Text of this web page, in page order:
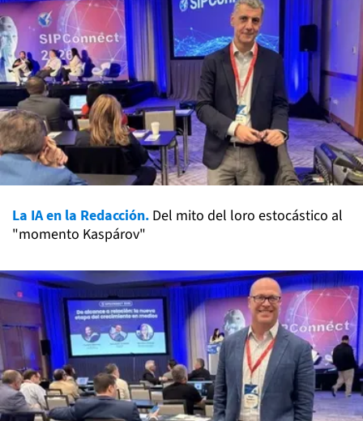
La IA en la Redacción. Del mito del loro estocástico al
"momento Kaspárov"